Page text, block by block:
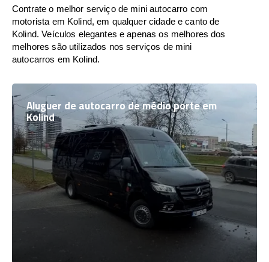
Contrate o melhor serviço de mini autocarro com
motorista em Kolind, em qualquer cidade e canto de
Kolind. Veículos elegantes e apenas os melhores dos
melhores são utilizados nos serviços de mini
autocarros em Kolind.
Aluguer de autocarro de médio porte em
Kolind